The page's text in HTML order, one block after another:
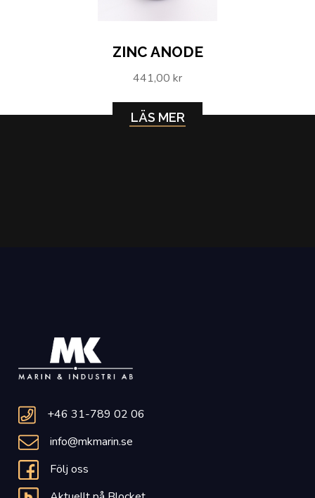
ZINC ANODE
441,00 kr
LÄS MER
+46 31-789 02 06
info@mkmarin.se
Följ oss